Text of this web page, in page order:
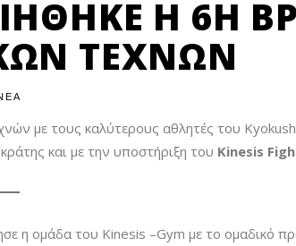
Η 6Η
ΤΕΧΝΏΝ
με τους καλύτερους αθλητές του
και με την υποστήριξη του Kinesis
η ομάδα του Kinesis –Gym με το ομαδικό